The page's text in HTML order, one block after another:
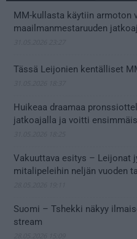
MM-kullasta käytiin armoton
maailmanmestaruuden
Tässä Leijonien kentälliset
Huikeaa draamaa
jatkoajalla ja voitti
Vakuuttava esitys – Leijonat
mitalipeleihin neljän vuoden
Suomi – Tshekki näkyy
stream